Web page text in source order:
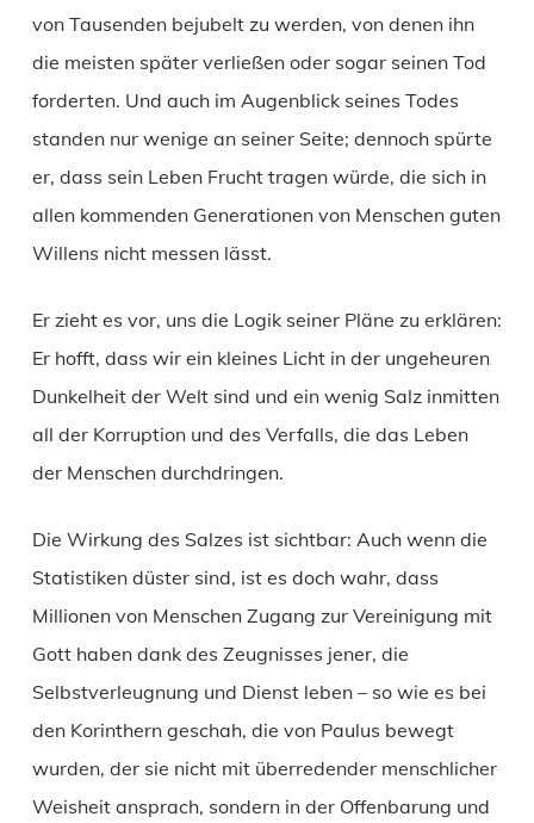
von Tausenden bejubelt zu werden, von denen ihn
die meisten später verließen oder sogar seinen Tod
forderten. Und auch im Augenblick seines Todes
standen nur wenige an seiner Seite; dennoch spürte
er, dass sein Leben Frucht tragen würde, die sich in
allen kommenden Generationen von Menschen guten
Willens nicht messen lässt.
Er zieht es vor, uns die Logik seiner Pläne zu erklären:
Er hofft, dass wir ein kleines Licht in der ungeheuren
Dunkelheit der Welt sind und ein wenig Salz inmitten
all der Korruption und des Verfalls, die das Leben
der Menschen durchdringen.
Die Wirkung des Salzes ist sichtbar: Auch wenn die
Statistiken düster sind, ist es doch wahr, dass
Millionen von Menschen Zugang zur Vereinigung mit
Gott haben dank des Zeugnisses jener, die
Selbstverleugnung und Dienst leben – so wie es bei
den Korinthern geschah, die von Paulus bewegt
wurden, der sie nicht mit überredender menschlicher
Weisheit ansprach, sondern in der Offenbarung und